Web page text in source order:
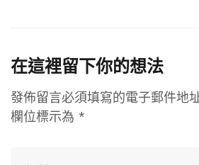
在這裡留下你的想法
發佈留言必須填寫的電子郵件地
欄位標示為 *